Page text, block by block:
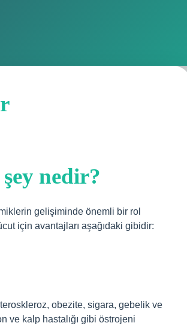
şey nedir?
gelişiminde önemli bir rol
için avantajları aşağıdaki gibidir:
obezite, sigara, gebelik ve
ve kalp hastalığı gibi östrojeni